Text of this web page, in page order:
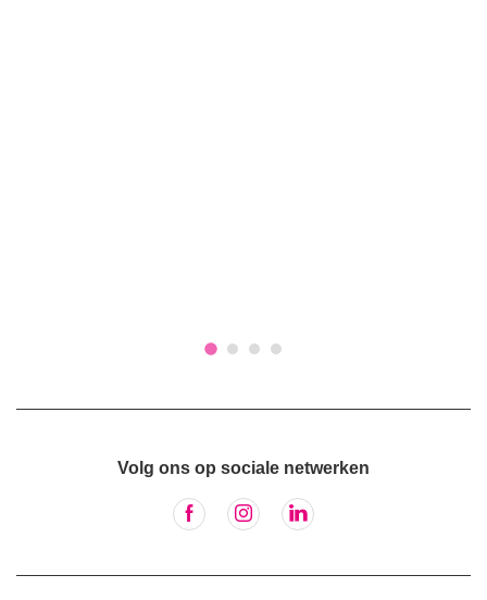
Volg ons op sociale netwerken